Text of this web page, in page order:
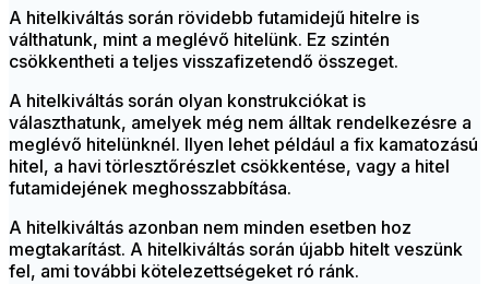
A hitelkiváltás során rövidebb futamidejű hitelre is
válthatunk, mint a meglévő hitelünk. Ez szintén
csökkentheti a teljes visszafizetendő összeget.
A hitelkiváltás során olyan konstrukciókat is
választhatunk, amelyek még nem álltak rendelkezésre a
meglévő hitelünknél. Ilyen lehet például a fix kamatozású
hitel, a havi törlesztőrészlet csökkentése, vagy a hitel
futamidejének meghosszabbítása.
A hitelkiváltás azonban nem minden esetben hoz
megtakarítást. A hitelkiváltás során újabb hitelt veszünk
fel, ami további kötelezettségeket ró ránk.